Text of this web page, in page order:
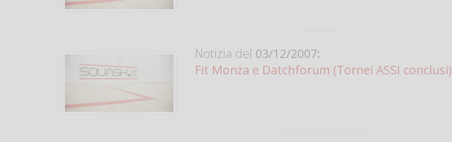
Notizia del 03/12/2007:
Fit Monza e Datchforum (Tornei ASSI conclusi)